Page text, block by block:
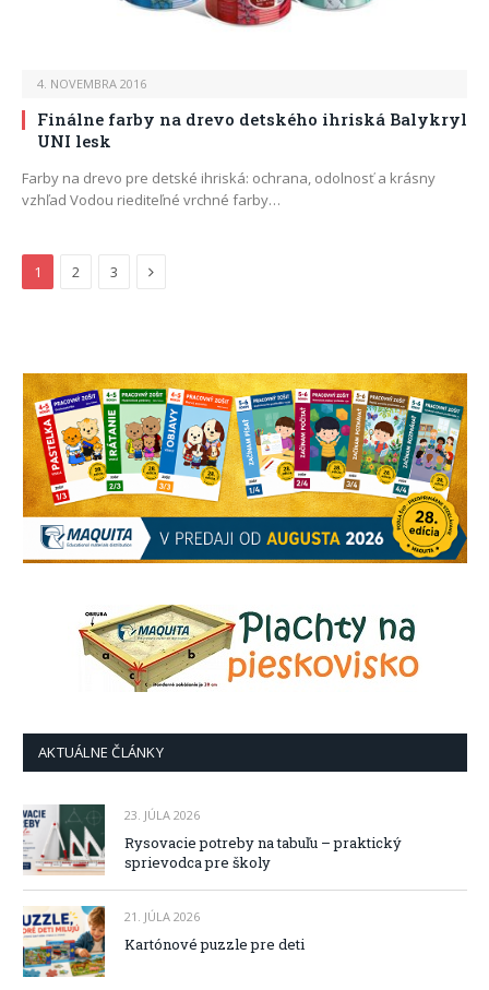
4. NOVEMBRA 2016
Finálne farby na drevo detského ihriská Balykryl
UNI lesk
Farby na drevo pre detské ihriská: ochrana, odolnosť a krásny
vzhľad Vodou riediteľné vrchné farby…
1 2 3 Next
AKTUÁLNE ČLÁNKY
23. JÚLA 2026
Rysovacie potreby na tabuľu – praktický
sprievodca pre školy
21. JÚLA 2026
Kartónové puzzle pre deti